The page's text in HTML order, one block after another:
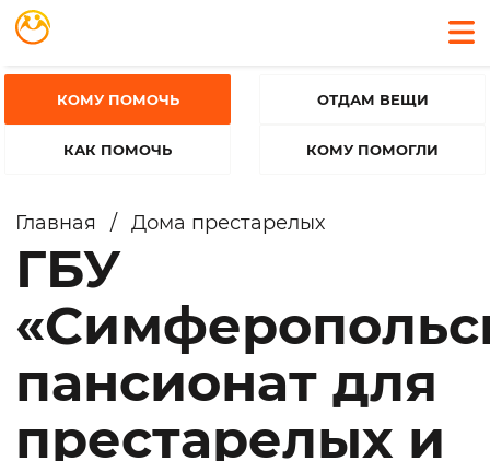
КОМУ ПОМОЧЬ
КАК ПОМОЧЬ
ОТДАМ ВЕЩИ
КОМУ ПОМОГЛИ
Главная / Дома престарелых
ГБУ
пансионат для
престарелых и